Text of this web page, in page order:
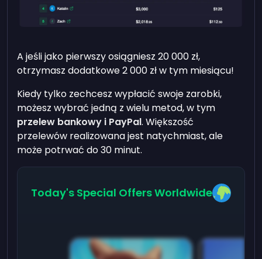
A jeśli jako pierwszy osiągniesz 20 000 zł,
otrzymasz dodatkowe 2 000 zł w tym miesiącu!
Kiedy tylko zechcesz wypłacić swoje zarobki,
możesz wybrać jedną z wielu metod, w tym
przelew bankowy i PayPal. Większość
przelewów realizowana jest natychmiast, ale
może potrwać do 30 minut.
Today's Special Offers Worldwide